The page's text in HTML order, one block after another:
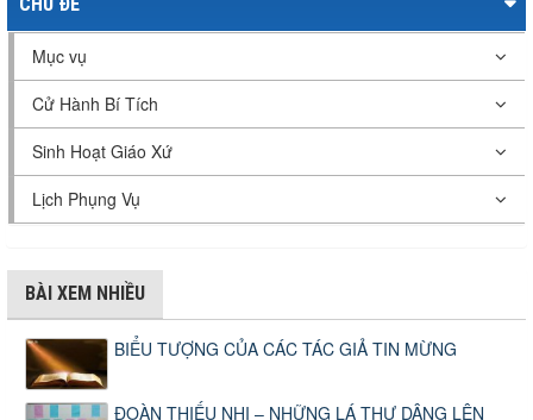
CHỦ ĐỀ
Mục vụ
Cử Hành Bí Tích
Sinh Hoạt Giáo Xứ
Lịch Phụng Vụ
BÀI XEM NHIỀU
BIỂU TƯỢNG CỦA CÁC TÁC GIẢ TIN MỪNG
ĐOÀN THIẾU NHI – NHỮNG LÁ THƯ DÂNG LÊN